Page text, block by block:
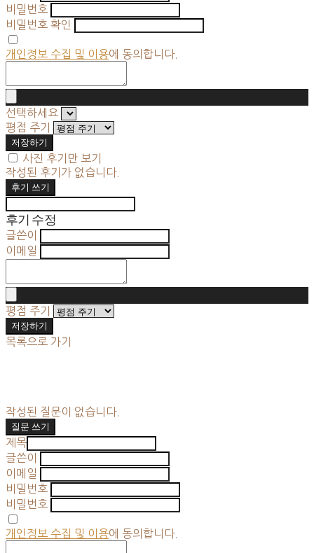
비밀번호
비밀번호 확인
개인정보 수집 및 이용에 동의합니다.
선택하세요
평점 주기
저장하기
사진 후기만 보기
작성된 후기가 없습니다.
후기 쓰기
후기 수정
글쓴이
이메일
평점 주기
저장하기
목록으로 가기
작성된 질문이 없습니다.
질문 쓰기
제목
글쓴이
이메일
비밀번호
비밀번호
개인정보 수집 및 이용에 동의합니다.